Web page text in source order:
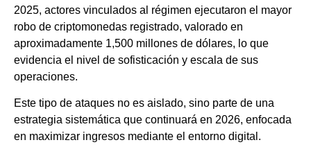
2025, actores vinculados al régimen ejecutaron el mayor
robo de criptomonedas registrado, valorado en
aproximadamente 1,500 millones de dólares, lo que
evidencia el nivel de sofisticación y escala de sus
operaciones.
Este tipo de ataques no es aislado, sino parte de una
estrategia sistemática que continuará en 2026, enfocada
en maximizar ingresos mediante el entorno digital.